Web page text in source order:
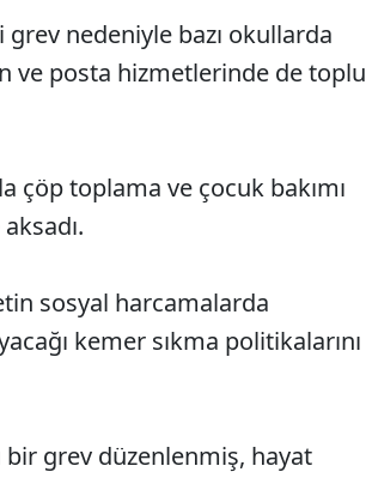
nedeniyle bazı okullarda
ve posta hizmetlerinde de toplu
çöp toplama ve çocuk bakımı
sosyal harcamalarda
kemer sıkma politikalarını
bir grev düzenlenmiş, hayat